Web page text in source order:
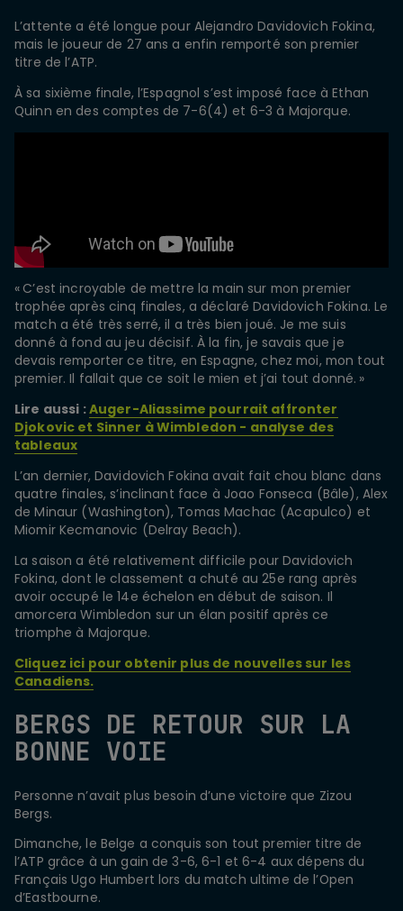
L’attente a été longue pour Alejandro Davidovich Fokina,
mais le joueur de 27 ans a enfin remporté son premier
titre de l’ATP.
À sa sixième finale, l’Espagnol s’est imposé face à Ethan
Quinn en des comptes de 7-6(4) et 6-3 à Majorque.
« C’est incroyable de mettre la main sur mon premier
trophée après cinq finales, a déclaré Davidovich Fokina. Le
match a été très serré, il a très bien joué. Je me suis
donné à fond au jeu décisif. À la fin, je savais que je
devais remporter ce titre, en Espagne, chez moi, mon tout
premier. Il fallait que ce soit le mien et j’ai tout donné. »
Lire aussi :Auger-Aliassime pourrait affronter
Djokovic et Sinner à Wimbledon - analyse des
tableaux
L’an dernier, Davidovich Fokina avait fait chou blanc dans
quatre finales, s’inclinant face à Joao Fonseca (Bâle), Alex
de Minaur (Washington), Tomas Machac (Acapulco) et
Miomir Kecmanovic (Delray Beach).
La saison a été relativement difficile pour Davidovich
Fokina, dont le classement a chuté au 25e rang après
avoir occupé le 14e échelon en début de saison. Il
amorcera Wimbledon sur un élan positif après ce
triomphe à Majorque.
Cliquez ici pour obtenir plus de nouvelles sur les
Canadiens.
BERGS DE RETOUR SUR LA
BONNE VOIE
Personne n’avait plus besoin d’une victoire que Zizou
Bergs.
Dimanche, le Belge a conquis son tout premier titre de
l’ATP grâce à un gain de 3-6, 6-1 et 6-4 aux dépens du
Français Ugo Humbert lors du match ultime de l’Open
d’Eastbourne.